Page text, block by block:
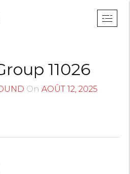
11026
On AOÛT 12, 2025